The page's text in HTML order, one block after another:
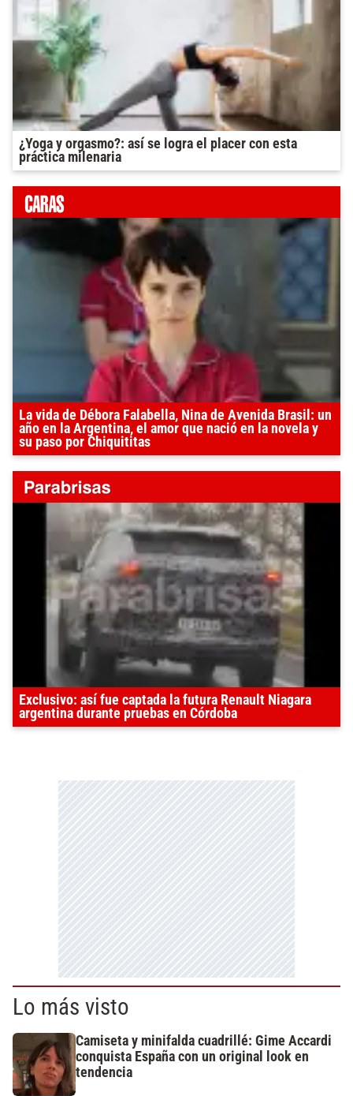
¿Yoga y orgasmo?: así se logra el placer con esta
práctica milenaria
La vida de Débora Falabella, Nina de Avenida Brasil: un
año en la Argentina, el amor que nació en la novela y
su paso por Chiquititas
Exclusivo: así fue captada la futura Renault Niagara
argentina durante pruebas en Córdoba
Lo más visto
Camiseta y minifalda cuadrillé: Gime Accardi
conquista España con un original look en
tendencia